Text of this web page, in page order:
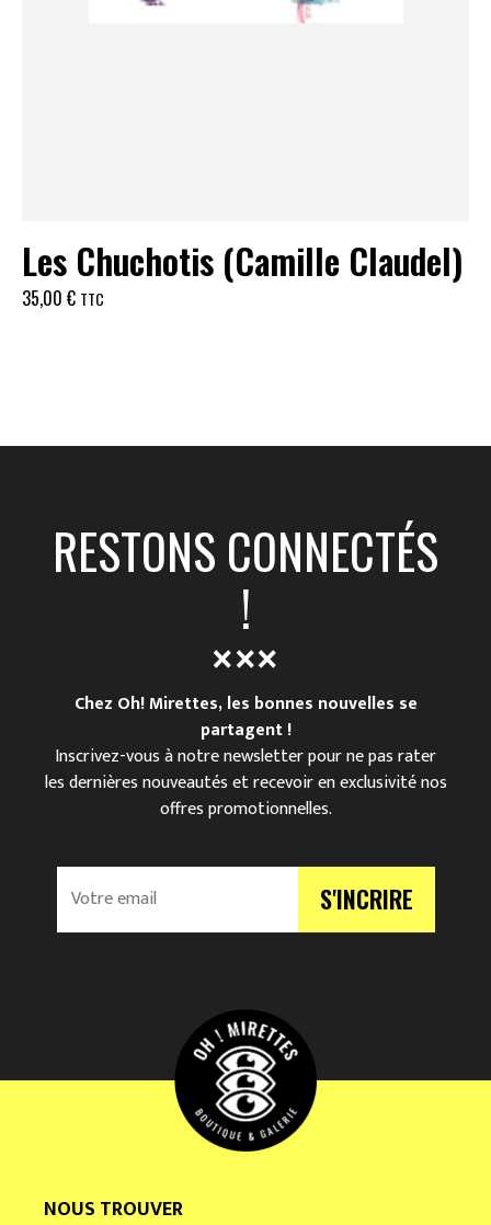
Les Chuchotis (Camille Claudel)
35,00 € TTC
RESTONS CONNECTÉS
!
Chez Oh! Mirettes, les bonnes nouvelles se
partagent !
Inscrivez-vous à notre newsletter pour ne pas rater
les dernières nouveautés et recevoir en exclusivité nos
offres promotionnelles.
V
r
l
S'INCRIRE
NOUS TROUVER